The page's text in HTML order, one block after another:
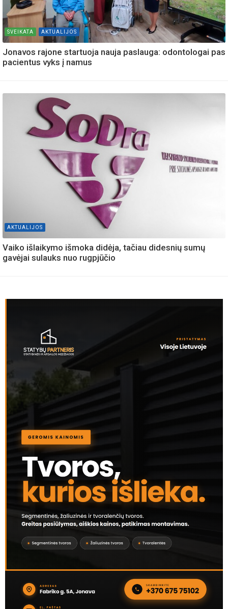
SVEIKATA AKTUALIJOS
Jonavos rajone startuoja nauja paslauga: odontologai pas
pacientus vyks į namus
AKTUALIJOS
Vaiko išlaikymo išmoka didėja, tačiau didesnių sumų
gavėjai sulauks nuo rugpjūčio